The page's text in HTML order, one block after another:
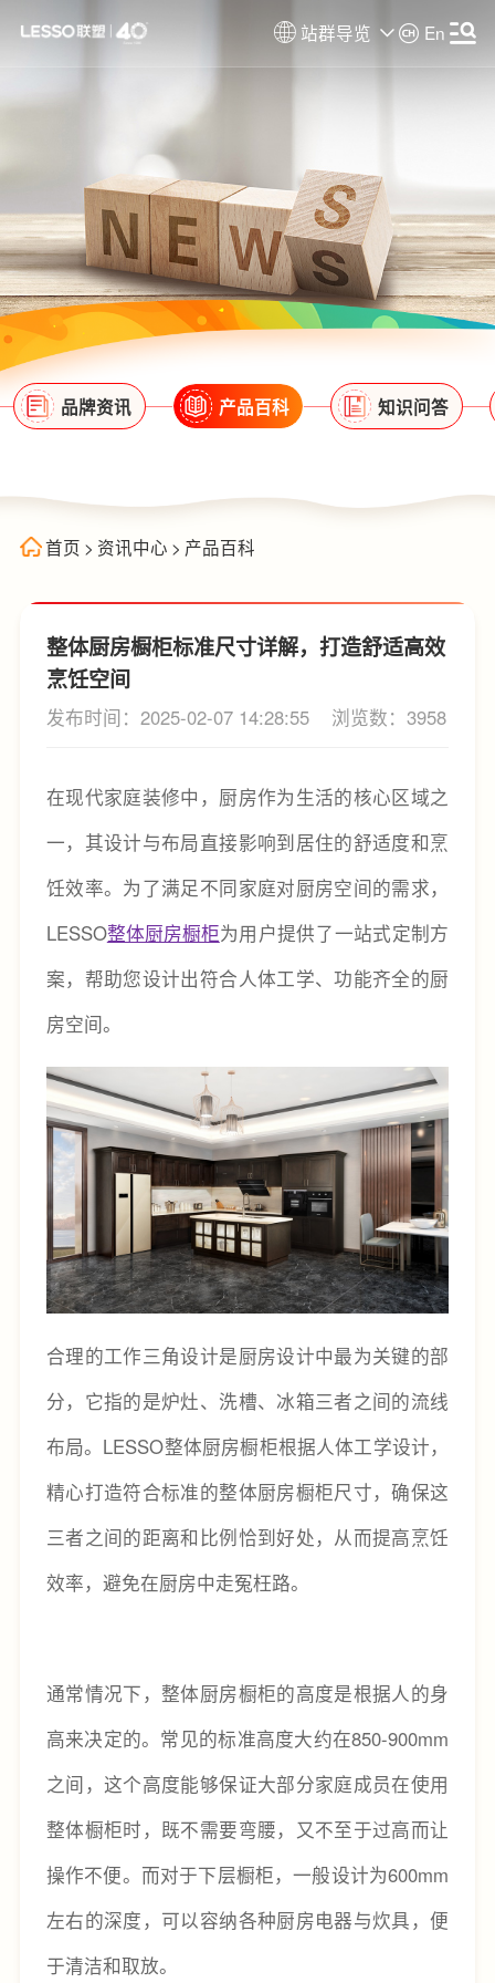
站群导览 En
品牌资讯 产品百科 知识问答
首页 > 资讯中心 > 产品百科
整体厨房橱柜标准尺寸详解，打造舒适高效
烹饪空间
发布时间：2025-02-07 14:28:55 浏览数：3958
在现代家庭装修中，厨房作为生活的核心区域之
一，其设计与布局直接影响到居住的舒适度和烹
饪效率。为了满足不同家庭对厨房空间的需求，
LESSO整体厨房橱柜为用户提供了一站式定制方
案，帮助您设计出符合人体工学、功能齐全的厨
房空间。
合理的工作三角设计是厨房设计中最为关键的部
分，它指的是炉灶、洗槽、冰箱三者之间的流线
布局。LESSO整体厨房橱柜根据人体工学设计，
精心打造符合标准的整体厨房橱柜尺寸，确保这
三者之间的距离和比例恰到好处，从而提高烹饪
效率，避免在厨房中走冤枉路。
通常情况下，整体厨房橱柜的高度是根据人的身
高来决定的。常见的标准高度大约在850-900mm
之间，这个高度能够保证大部分家庭成员在使用
整体橱柜时，既不需要弯腰，又不至于过高而让
操作不便。而对于下层橱柜，一般设计为600mm
左右的深度，可以容纳各种厨房电器与炊具，便
于清洁和取放。